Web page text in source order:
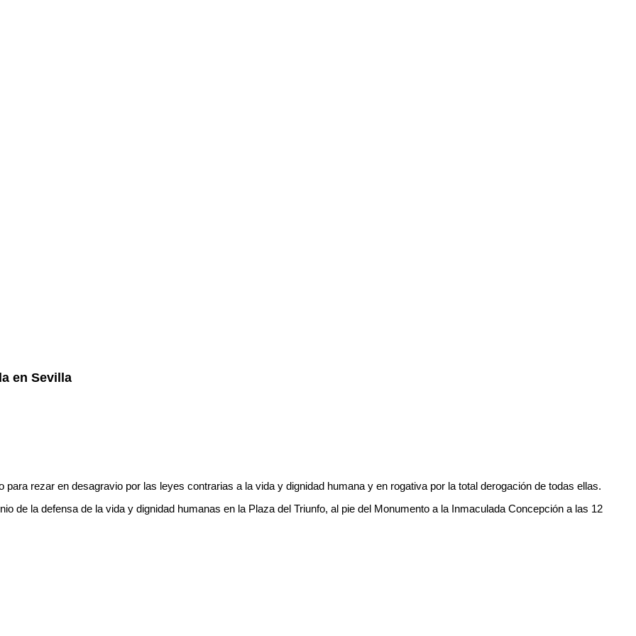
en Sevilla
rezar en desagravio por las leyes contrarias a la vida y dignidad humana y en rogativa por la total derogación de todas ellas.
de la defensa de la vida y dignidad humanas en la Plaza del Triunfo, al pie del Monumento a la Inmaculada Concepción a las 12